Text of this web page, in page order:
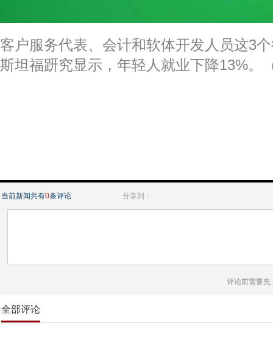
客户服务代表、会计和软体开发人员这3
斯坦福趼究显示，年轻人就业下降13%。
当前新闻共有0条评论 分享到：
评论前需要先
全部评论